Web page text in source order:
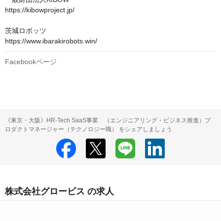
https://kibowproject.jp/
茨城ロボッツ
https://www.ibarakirobots.win/
Facebookページ
《東京・大阪》HR-Tech SaaS事業 （エンジニアリング・ビジネス推進）プ
ロダクトマネージャー（テクノロジー職） をシェアしましょう
株式会社グロービス の求人